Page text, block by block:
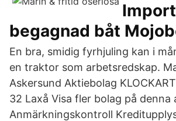
begagnad båt
En bra, smidig fyrhjuling kan i
en traktor som arbetsredskap.
Askersund Aktiebolag
32 Laxå Visa fler bolag på denna
Anmärkningskontroll